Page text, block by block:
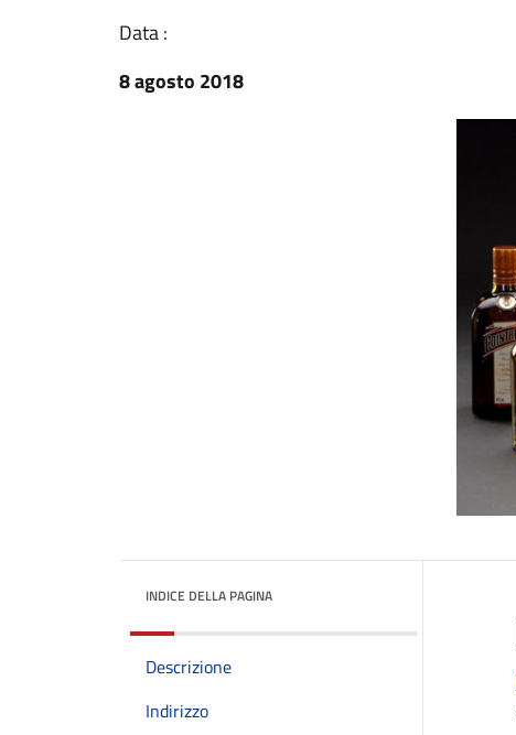
Data :
8 agosto 2018
INDICE DELLA PAGINA
Descrizione
Indirizzo